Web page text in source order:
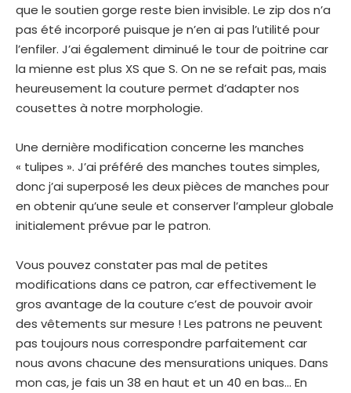
que le soutien gorge reste bien invisible. Le zip dos n’a
pas été incorporé puisque je n’en ai pas l’utilité pour
l’enfiler. J’ai également diminué le tour de poitrine car
la mienne est plus XS que S. On ne se refait pas, mais
heureusement la couture permet d’adapter nos
cousettes à notre morphologie.
Une dernière modification concerne les manches
« tulipes ». J’ai préféré des manches toutes simples,
donc j’ai superposé les deux pièces de manches pour
en obtenir qu’une seule et conserver l’ampleur globale
initialement prévue par le patron.
Vous pouvez constater pas mal de petites
modifications dans ce patron, car effectivement le
gros avantage de la couture c’est de pouvoir avoir
des vêtements sur mesure ! Les patrons ne peuvent
pas toujours nous correspondre parfaitement car
nous avons chacune des mensurations uniques. Dans
mon cas, je fais un 38 en haut et un 40 en bas… En